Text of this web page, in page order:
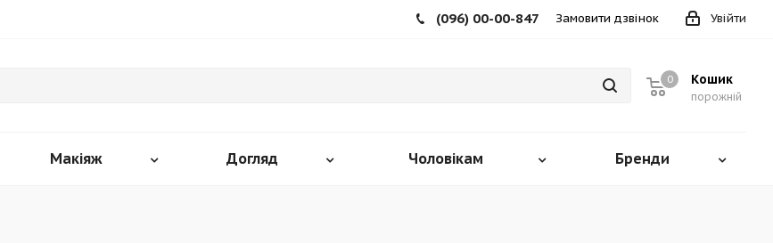
Увійти
(096) 00-00-847 Замовити дзвінок
Кошик
порожній
0
Макіяж Догляд Чоловікам Бренди